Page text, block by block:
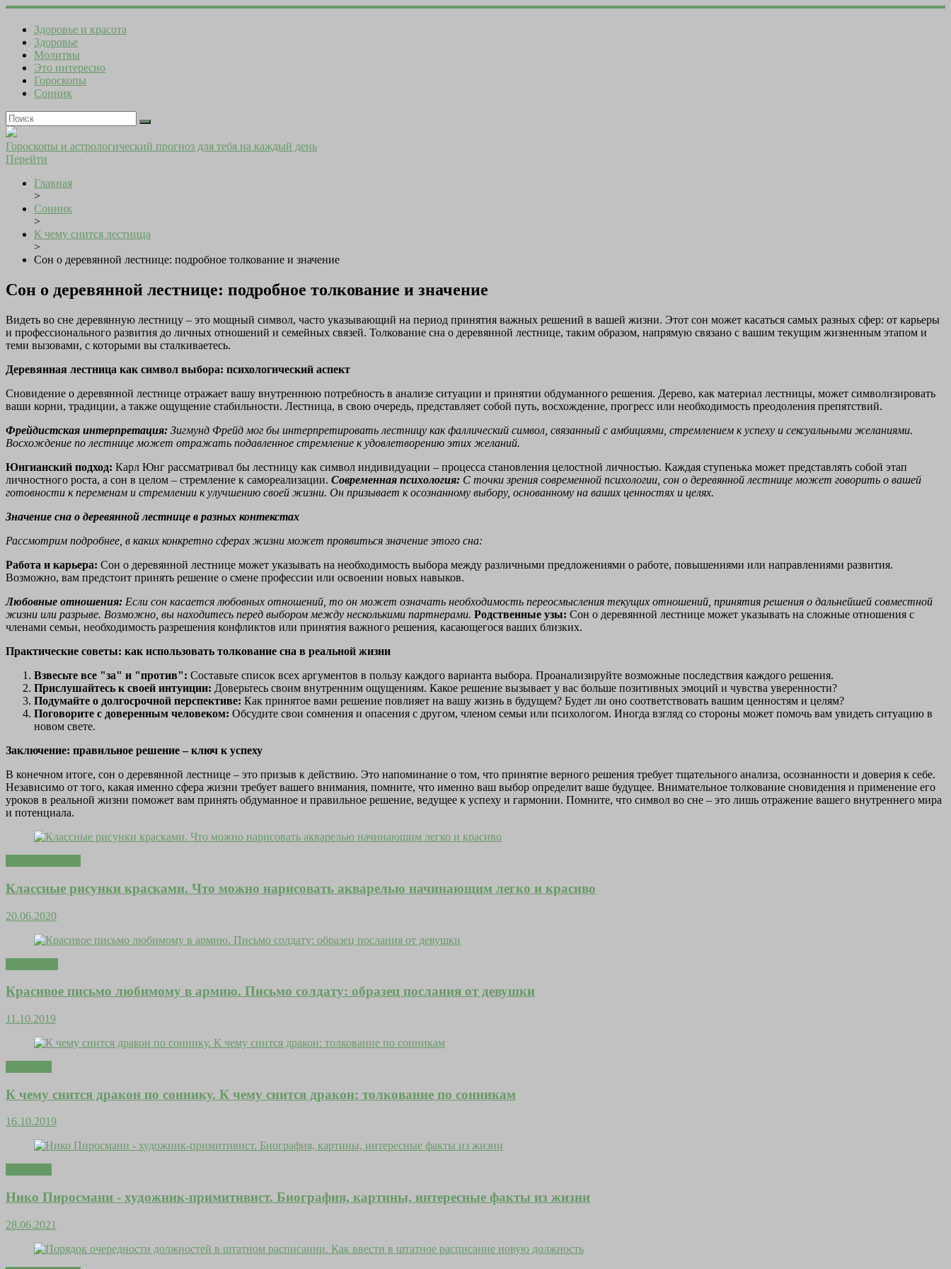
Здоровье и красота
Здоровье
Молитвы
Это интересно
Гороскопы
Сонник
Гороскопы и астрологический прогноз для тебя на каждый день
Перейти
Главная
>
Сонник
>
К чему снится лестница
>
Сон о деревянной лестнице: подробное толкование и значение
Сон о деревянной лестнице: подробное толкование и значение
Видеть во сне деревянную лестницу – это мощный символ, часто указывающий на период принятия важных решений в вашей жизни. Этот сон может касаться самых разных сфер: от карьеры
и профессионального развития до личных отношений и семейных связей. Толкование сна о деревянной лестнице, таким образом, напрямую связано с вашим текущим жизненным этапом и
теми вызовами, с которыми вы сталкиваетесь.
Деревянная лестница как символ выбора: психологический аспект
Сновидение о деревянной лестнице отражает вашу внутреннюю потребность в анализе ситуации и принятии обдуманного решения. Дерево, как материал лестницы, может символизировать
ваши корни, традиции, а также ощущение стабильности. Лестница, в свою очередь, представляет собой путь, восхождение, прогресс или необходимость преодоления препятствий.
Фрейдистская интерпретация: Зигмунд Фрейд мог бы интерпретировать лестницу как фаллический символ, связанный с амбициями, стремлением к успеху и сексуальными желаниями.
Восхождение по лестнице может отражать подавленное стремление к удовлетворению этих желаний.
Юнгианский подход: Карл Юнг рассматривал бы лестницу как символ индивидуации – процесса становления целостной личностью. Каждая ступенька может представлять собой этап
личностного роста, а сон в целом – стремление к самореализации. Современная психология: С точки зрения современной психологии, сон о деревянной лестнице может говорить о вашей
готовности к переменам и стремлении к улучшению своей жизни. Он призывает к осознанному выбору, основанному на ваших ценностях и целях.
Значение сна о деревянной лестнице в разных контекстах
Рассмотрим подробнее, в каких конкретно сферах жизни может проявиться значение этого сна:
Работа и карьера: Сон о деревянной лестнице может указывать на необходимость выбора между различными предложениями о работе, повышениями или направлениями развития.
Возможно, вам предстоит принять решение о смене профессии или освоении новых навыков.
Любовные отношения: Если сон касается любовных отношений, то он может означать необходимость переосмысления текущих отношений, принятия решения о дальнейшей совместной
жизни или разрыве. Возможно, вы находитесь перед выбором между несколькими партнерами. Родственные узы: Сон о деревянной лестнице может указывать на сложные отношения с
членами семьи, необходимость разрешения конфликтов или принятия важного решения, касающегося ваших близких.
Практические советы: как использовать толкование сна в реальной жизни
Взвесьте все "за" и "против": Составьте список всех аргументов в пользу каждого варианта выбора. Проанализируйте возможные последствия каждого решения.
Прислушайтесь к своей интуиции: Доверьтесь своим внутренним ощущениям. Какое решение вызывает у вас больше позитивных эмоций и чувства уверенности?
Подумайте о долгосрочной перспективе: Как принятое вами решение повлияет на вашу жизнь в будущем? Будет ли оно соответствовать вашим ценностям и целям?
Поговорите с доверенным человеком: Обсудите свои сомнения и опасения с другом, членом семьи или психологом. Иногда взгляд со стороны может помочь вам увидеть ситуацию в
новом свете.
Заключение: правильное решение – ключ к успеху
В конечном итоге, сон о деревянной лестнице – это призыв к действию. Это напоминание о том, что принятие верного решения требует тщательного анализа, осознанности и доверия к себе.
Независимо от того, какая именно сфера жизни требует вашего внимания, помните, что именно ваш выбор определит ваше будущее. Внимательное толкование сновидения и применение его
уроков в реальной жизни поможет вам принять обдуманное и правильное решение, ведущее к успеху и гармонии. Помните, что символ во сне – это лишь отражение вашего внутреннего мира
и потенциала.
Классные рисунки красками. Что можно нарисовать акварелью начинающим легко и красиво
20.06.2020
Красивое письмо любимому в армию. Письмо солдату: образец послания от девушки
11.10.2019
К чему снится дракон по соннику. К чему снится дракон: толкование по сонникам
16.10.2019
Нико Пиросмани - художник-примитивист. Биография, картины, интересные факты из жизни
28.06.2021